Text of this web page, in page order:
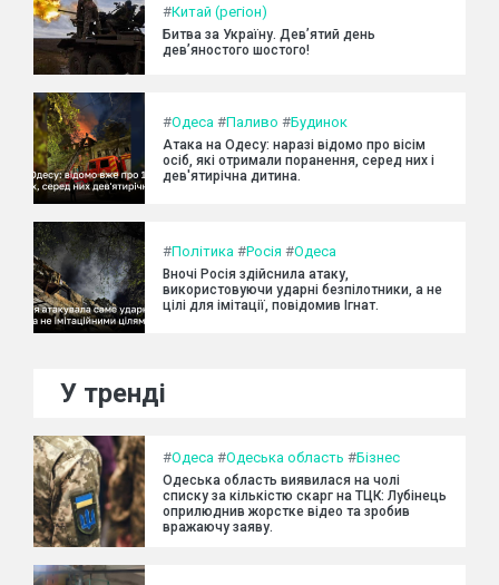
#Китай (регіон)
Битва за Україну. Дев’ятий день
дев’яностого шостого!
#Одеса #Паливо #Будинок
Атака на Одесу: наразі відомо про вісім
осіб, які отримали поранення, серед них і
дев'ятирічна дитина.
#Політика #Росія #Одеса
Вночі Росія здійснила атаку,
використовуючи ударні безпілотники, а не
цілі для імітації, повідомив Ігнат.
У тренді
#Одеса #Одеська область #Бізнес
Одеська область виявилася на чолі
списку за кількістю скарг на ТЦК: Лубінець
оприлюднив жорстке відео та зробив
вражаючу заяву.